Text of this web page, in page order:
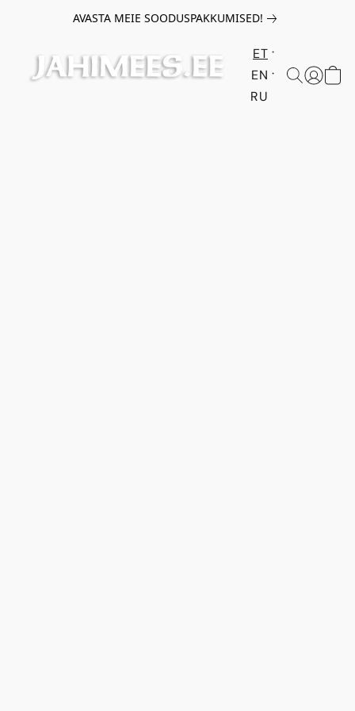
AVASTA MEIE SOODUSPAKKUMISED!
ET
EN
RU